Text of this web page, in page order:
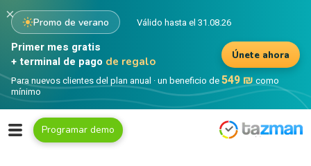
Promo de verano
Primer mes gratis
+ terminal de pago de regalo
Para nuevos clientes del plan anual · un beneficio de549 ₪como
mínimo
Únete ahora
Válido hasta el 31.08.26
×
Programar demo